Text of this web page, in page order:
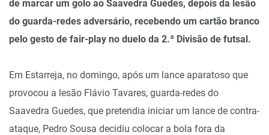
de marcar um golo ao Saavedra Guedes, depois da lesão
do guarda-redes adversário, recebendo um cartão branco
pelo gesto de fair-play no duelo da 2.ª Divisão de futsal.
Em Estarreja, no domingo, após um lance aparatoso que
provocou a lesão Flávio Tavares, guarda-redes do
Saavedra Guedes, que pretendia iniciar um lance de contra-
ataque, Pedro Sousa decidiu colocar a bola fora da